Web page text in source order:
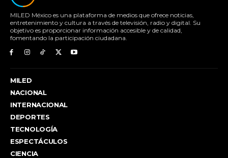
MILED México es una plataforma de medios que ofrece noticias,
entretenimiento y cultura a través de televisión, radio y digital. Su
objetivo es proporcionar información accesible y de calidad,
fomentando la participación ciudadana.
MILED
NACIONAL
INTERNACIONAL
DEPORTES
TECNOLOGÍA
ESPECTÁCULOS
CIENCIA